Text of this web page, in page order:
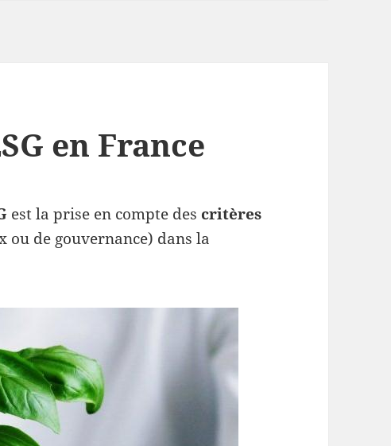
en France
est la prise en compte des critères
ou de gouvernance) dans la